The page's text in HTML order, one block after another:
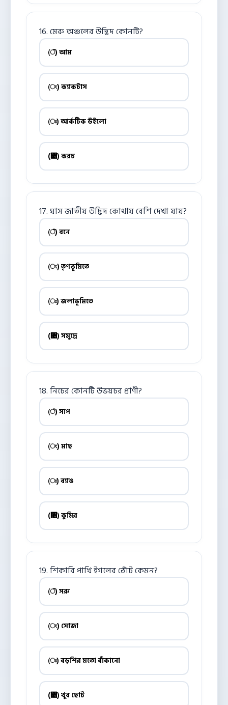
16. মেরু অঞ্চলের উদ্ভিদ কোনটি?
(ঁ) আম
(ং) ক্যাকটাস
(ঃ) আর্কটিক উইলো
(঄) করচ
17. ঘাস জাতীয় উদ্ভিদ কোথায় বেশি দেখা যায়?
(ঁ) বনে
(ং) তৃণভূমিতে
(ঃ) জলাভূমিতে
(঄) সমুদ্রে
18. নিচের কোনটি উভয়চর প্রাণী?
(ঁ) সাপ
(ং) মাছ
(ঃ) ব্যাঙ
(঄) কুমির
19. শিকারি পাখি ইগলের ঠোঁট কেমন?
(ঁ) সরু
(ং) সোজা
(ঃ) বড়শির মতো বাঁকানো
(঄) খুব ছোট